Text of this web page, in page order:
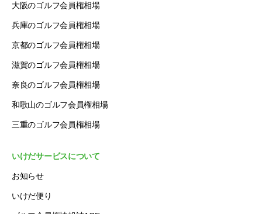
大阪のゴルフ会員権相場
兵庫のゴルフ会員権相場
京都のゴルフ会員権相場
滋賀のゴルフ会員権相場
奈良のゴルフ会員権相場
和歌山のゴルフ会員権相場
三重のゴルフ会員権相場
いけだサービスについて
お知らせ
いけだ便り